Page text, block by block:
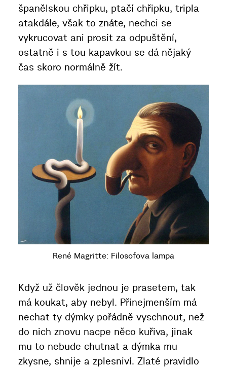
španělskou chřipku, ptačí chřipku, tripla
atakdále, však to znáte, nechci se
vykrucovat ani prosit za odpuštění,
ostatně i s tou kapavkou se dá nějaký
čas skoro normálně žít.
René Magritte: Filosofova lampa
Když už člověk jednou je prasetem, tak
má koukat, aby nebyl. Přinejmenším má
nechat ty dýmky pořádně vyschnout, než
do nich znovu nacpe něco kuřiva, jinak
mu to nebude chutnat a dýmka mu
zkysne, shnije a zplesniví. Zlaté pravidlo